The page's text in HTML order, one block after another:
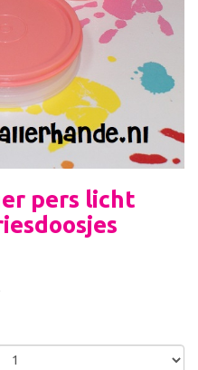
pers licht